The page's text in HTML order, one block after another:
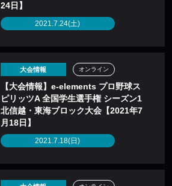
24日】
2021.7.24(土)
大会情報
【大会情報】e-elements プロ野球ス
ピリッツA 全国学生選手権 シーズン1
北信越・東海ブロック大会【2021年7
月18日】
2021.7.18(日)
オンライン